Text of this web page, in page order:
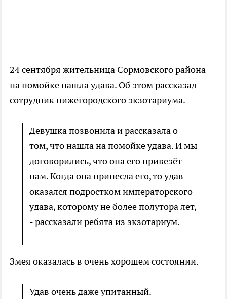
24 сентября жительница Сормовского района
на помойке нашла удава. Об этом рассказал
сотрудник нижегородского экзотариума.
Девушка позвонила и рассказала о
том, что нашла на помойке удава. И мы
договорились, что она его привезёт
нам. Когда она принесла его, то удав
оказался подростком императорского
удава, которому не более полутора лет,
- рассказали ребята из экзотариум.
Змея оказалась в очень хорошем состоянии.
Удав очень даже упитанный.